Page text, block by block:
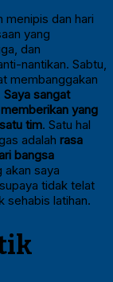
menipis dan hari
yang
dan
nantikan. Sabtu,
membanggakan
Saya sangat
yang
tim. Satu hal
adalah rasa
bangsa
akan saya
tidak telat
sehabis latihan.